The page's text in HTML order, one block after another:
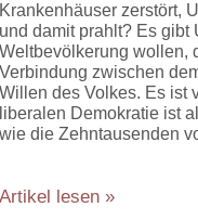
Krankenhäuser zerstört,
und damit prahlt? Es gibt
Weltbevölkerung wollen,
Verbindung zwischen
Willen des Volkes. Es ist
liberalen Demokratie ist
wie die Zehntausenden
Artikel lesen »